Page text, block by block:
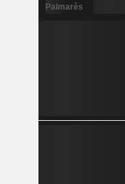
Palmarès